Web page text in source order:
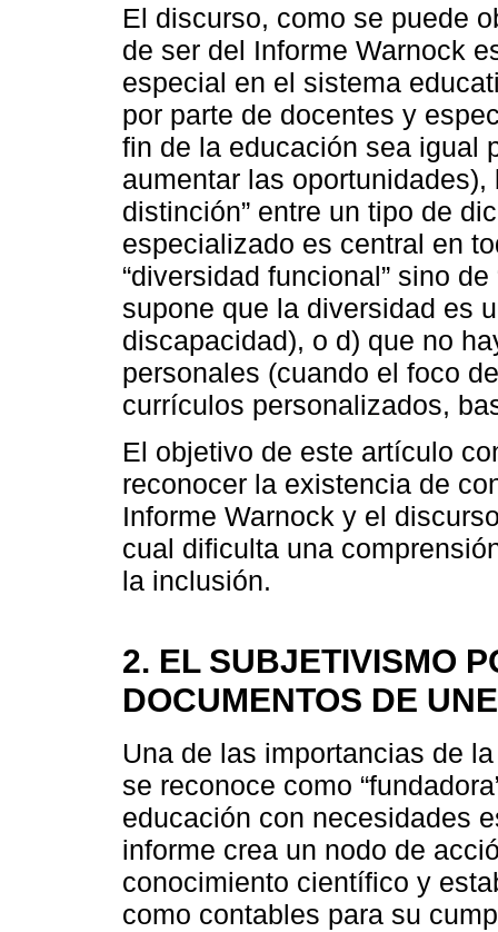
El discurso, como se puede
de ser del Informe Warnock
especial en el sistema
por parte de docentes y
fin de la educación sea igual
aumentar las oportunidades),
distinción” entre un tipo de
especializado es central en
“diversidad funcional” sino
supone que la diversidad es
discapacidad), o d) que no
personales (cuando el foco
currículos personalizados,
El objetivo de este artículo
reconocer la existencia de
Informe Warnock y el
cual dificulta una
la inclusión.
2. EL SUBJETIVISMO
DOCUMENTOS DE
Una de las importancias de
se reconoce como
educación con necesidades
informe crea un nodo de
conocimiento científico y
como contables para su